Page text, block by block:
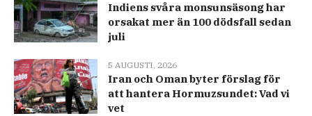
Indiens svåra monsunsäsong har
orsakat mer än 100 dödsfall sedan
juli
5 AUGUSTI, 2026
Iran och Oman byter förslag för
att hantera Hormuzsundet: Vad vi
vet